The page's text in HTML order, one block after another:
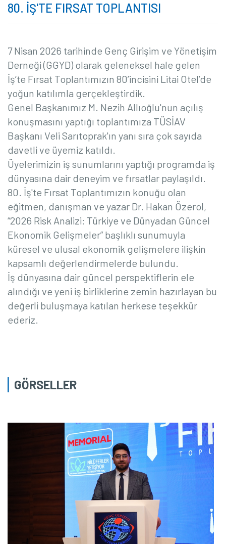
80. İŞ'TE FIRSAT TOPLANTISI
7 Nisan 2026 tarihinde Genç Girişim ve Yönetişim
Derneği (GGYD) olarak geleneksel hale gelen
İş’te Fırsat Toplantımızın 80’incisini Litai Otel’de
yoğun katılımla gerçekleştirdik.
Genel Başkanımız M. Nezih Allıoğlu'nun açılış
konuşmasını yaptığı toplantımıza TÜSİAV
Başkanı Veli Sarıtoprak'ın yanı sıra çok sayıda
davetli ve üyemiz katıldı.
Üyelerimizin iş sunumlarını yaptığı programda iş
dünyasına dair deneyim ve fırsatlar paylaşıldı.
80. İş'te Fırsat Toplantımızın konuğu olan
eğitmen, danışman ve yazar Dr. Hakan Özerol,
“2026 Risk Analizi: Türkiye ve Dünyadan Güncel
Ekonomik Gelişmeler” başlıklı sunumuyla
küresel ve ulusal ekonomik gelişmelere ilişkin
kapsamlı değerlendirmelerde bulundu.
İş dünyasına dair güncel perspektiflerin ele
alındığı ve yeni iş birliklerine zemin hazırlayan bu
değerli buluşmaya katılan herkese teşekkür
ederiz.
GÖRSELLER